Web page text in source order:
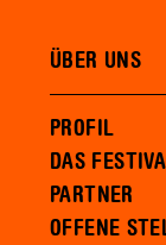
ÜBER UNS
PROFIL
DAS
PARTNER
OFFENE